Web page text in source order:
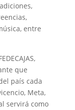
entre
que
país cada
Meta,
servirá como